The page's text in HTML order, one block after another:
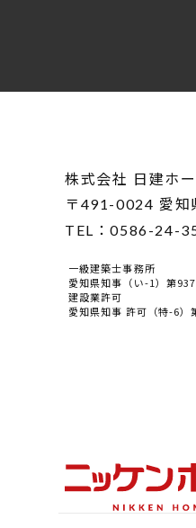
株式会社 日建ホ
〒 491-0024 愛
TEL：0586-24-
一級建築士事務所
愛知県知事（い-1）第
建設業許可
愛知県知事 許可（特-6）